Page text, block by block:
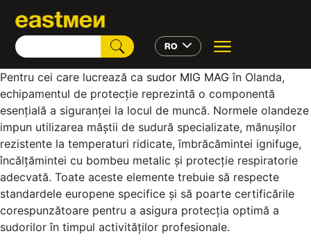
RO
Pentru cei care lucrează ca sudor MIG MAG în Olanda,
echipamentul de protecție reprezintă o componentă
esențială a siguranței la locul de muncă. Normele olandeze
impun utilizarea măștii de sudură specializate, mănușilor
rezistente la temperaturi ridicate, îmbrăcămintei ignifuge,
încălțămintei cu bombeu metalic și protecție respiratorie
adecvată. Toate aceste elemente trebuie să respecte
standardele europene specifice și să poarte certificările
corespunzătoare pentru a asigura protecția optimă a
sudorilor în timpul activităților profesionale.